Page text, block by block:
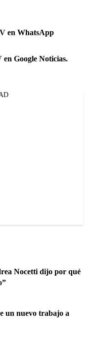
en WhatsApp
Google Noticias.
Nocetti dijo por qué
un nuevo trabajo a